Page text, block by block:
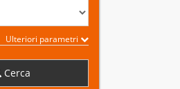
Ulteriori parametri
Cerca